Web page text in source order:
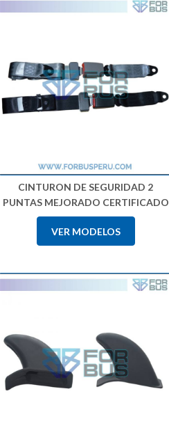
CINTURON DE SEGURIDAD 2
PUNTAS MEJORADO CERTIFICADO
VER MODELOS